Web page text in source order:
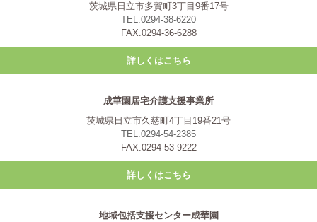
茨城県日立市多賀町3丁目9番17号
TEL.0294-38-6220
FAX.0294-36-6288
詳しくはこちら
成華園居宅介護支援事業所
茨城県日立市久慈町4丁目19番21号
TEL.0294-54-2385
FAX.0294-53-9222
詳しくはこちら
地域包括支援センター成華園